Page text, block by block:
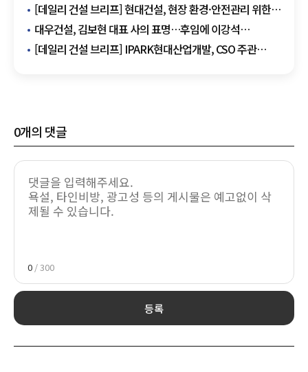
[데일리 건설 브리프] 현대건설, 현장 환경·안전관리 위한
무인로봇 도입 확대 추진 外
대우건설, 김보현 대표 사의 표명…후임에 이강석
대외협력단장 추천
[데일리 건설 브리프] IPARK현대산업개발, CSO 주관
0개의 댓글
0 / 300
등록